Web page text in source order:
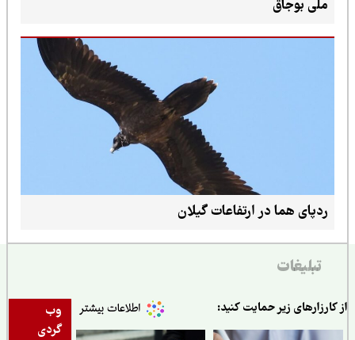
ملی بوجاق
ردپای هما در ارتفاعات گیلان
تبلیغات
وب
گردی
زیر حمایت کنید: